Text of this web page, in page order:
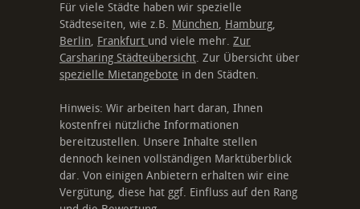
Für viele Städte haben wir spezielle
Städteseiten, wie z.B. München, Hamburg,
Berlin, Frankfurt und viele mehr. Zur
Carsharing Städteübersicht. Zur Übersicht über
spezielle Mietangebote in den Städten.
Hinweis: Wir arbeiten hart daran, Ihnen
kostenfrei nützliche Informationen
bereitzustellen. Unsere Inhalte stellen
dennoch keinen vollständigen Marktüberblick
dar. Von einigen Anbietern erhalten wir eine
Vergütung, diese hat ggf. Einfluss auf den Rang